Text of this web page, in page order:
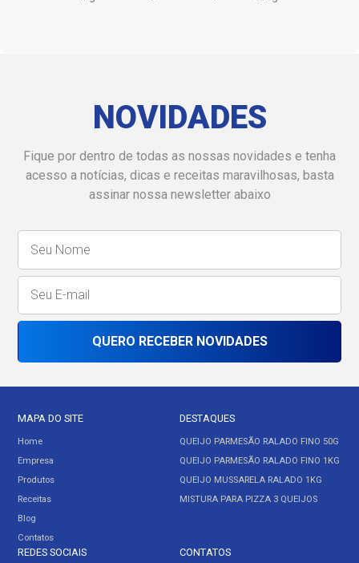
NOVIDADES
Fique por dentro de todas as nossas novidades e tenha
acesso a notícias, dicas e receitas maravilhosas, basta
assinar nossa newsletter abaixo
QUERO RECEBER NOVIDADES
MAPA DO SITE
Home
Empresa
Produtos
Receitas
Blog
Contatos
DESTAQUES
QUEIJO PARMESÃO RALADO FINO 50G
QUEIJO PARMESÃO RALADO FINO 1KG
QUEIJO MUSSARELA RALADO 1KG
MISTURA PARA PIZZA 3 QUEIJOS
REDES SOCIAIS CONTATOS